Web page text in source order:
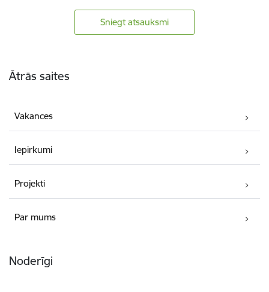
Sniegt atsauksmi
Ātrās saites
Vakances
Iepirkumi
Projekti
Par mums
Noderīgi